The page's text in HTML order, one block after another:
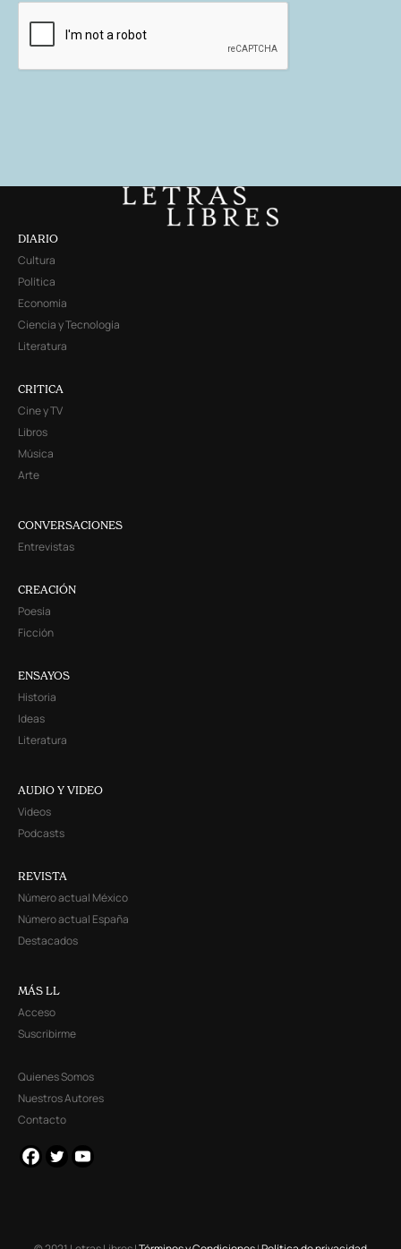
DIARIO
Cultura
Política
Economía
Ciencia y Tecnología
Literatura
CRITICA
Cine y TV
Libros
Música
Arte
CONVERSACIONES
Entrevistas
CREACIÓN
Poesía
Ficción
ENSAYOS
Historia
Ideas
Literatura
AUDIO Y VIDEO
Videos
Podcasts
REVISTA
Número actual México
Número actual España
Destacados
MÁS LL
Acceso
Suscribirme
Quienes Somos
Nuestros Autores
Contacto